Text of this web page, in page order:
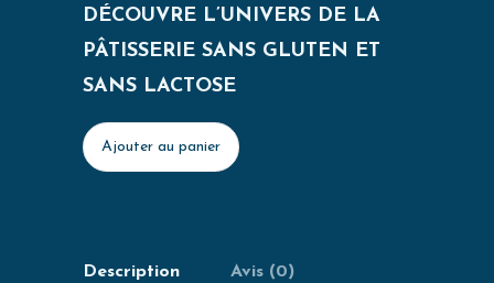
DÉCOUVRE L’UNIVERS DE LA
PÂTISSERIE SANS GLUTEN ET
SANS LACTOSE
Ajouter au panier
Description Avis (0)